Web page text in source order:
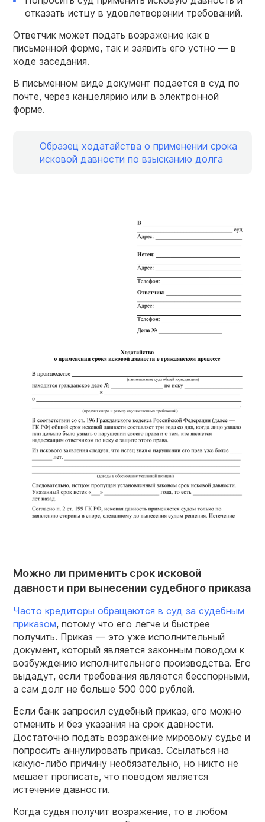
отказать истцу в удовлетворении требований.
Ответчик может подать возражение как в
письменной форме, так и заявить его устно — в
ходе заседания.
В письменном виде документ подается в суд по
почте, через канцелярию или в электронной
форме.
Образец ходатайства о применении срока
исковой давности по взысканию долга
Можно ли применить срок исковой
давности при вынесении судебного приказа
Часто кредиторы обращаются в суд за судебным
приказом, потому что его легче и быстрее
получить. Приказ — это уже исполнительный
документ, который является законным поводом к
возбуждению исполнительного производства. Его
выдадут, если требования являются бесспорными,
а сам долг не больше 500 000 рублей.
Если банк запросил судебный приказ, его можно
отменить и без указания на срок давности.
Достаточно подать возражение мировому судье и
попросить аннулировать приказ. Ссылаться на
какую-либо причину необязательно, но никто не
мешает прописать, что поводом является
истечение давности.
Когда судья получит возражение, то в любом